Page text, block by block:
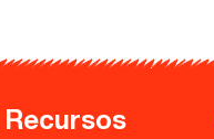
Recursos